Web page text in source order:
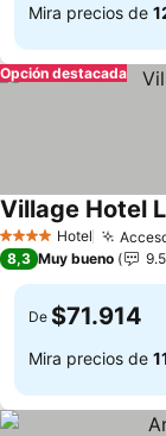
Mira precios de
Opción destacada
4 EstrellasHotel
Village Hotel
8,3 Muy bueno
De $71.914
Mira precios de